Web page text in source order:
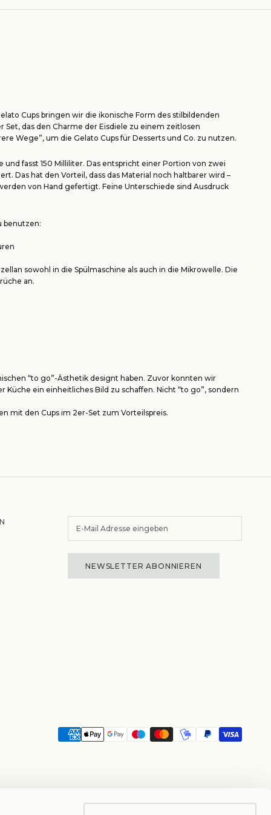
Cups bringen wir die ikonische Form des stilbildenden
das den Charme der Eisdiele zu einem zeitlosen
Wege”, um die Gelato Cups für Desserts und Co. zu nutzen.
fasst 150 Milliliter. Das entspricht einer Portion von zwei
Das hat den Vorteil, dass das Material noch haltbarer wird –
von Hand gefertigt. Feine Unterschiede sind Ausdruck
benutzen:
sowohl in die Spülmaschine als auch in die Mikrowelle. Die
an.
“to go”-Ästhetik designt haben. Zuvor konnten wir
ein einheitliches Bild zu schaffen. Nicht “to go”, sondern
mit den Cups im 2er-Set zum Vorteilspreis.
NEWSLETTER ABONNIEREN